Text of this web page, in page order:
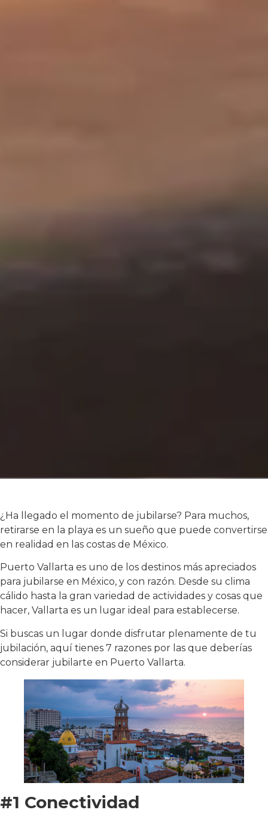
¿Ha llegado el momento de jubilarse? Para muchos,
retirarse en la playa es un sueño que puede convertirse
en realidad en las costas de México.
Puerto Vallarta es uno de los destinos más apreciados
para jubilarse en México, y con razón. Desde su clima
cálido hasta la gran variedad de actividades y cosas que
hacer, Vallarta es un lugar ideal para establecerse.
Si buscas un lugar donde disfrutar plenamente de tu
jubilación, aquí tienes 7 razones por las que deberías
considerar jubilarte en Puerto Vallarta.
#1 Conectividad